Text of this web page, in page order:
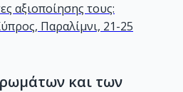
αξιοποίησης τους:
Παραλίμνι, 21-25
και των